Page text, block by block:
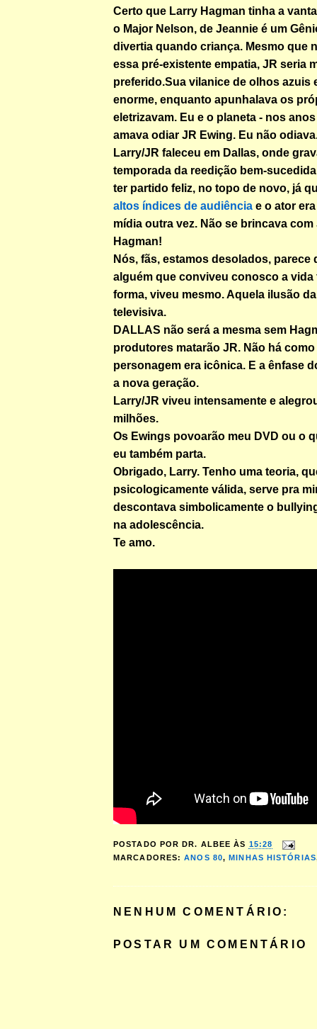
Certo que Larry Hagman tinha a
o Major Nelson, de Jeannie é um
divertia quando criança. Mesmo que
essa pré-existente empatia, JR seria
preferido.Sua vilanice de olhos azuis
enorme, enquanto apunhalava os
eletrizavam. Eu e o planeta - nos
amava odiar JR Ewing. Eu não
Larry/JR faleceu em Dallas, onde
temporada da reedição bem-
ter partido feliz, no topo de novo, já
altos índices de audiência e o ator
mídia outra vez. Não se brincava
Hagman!
Nós, fãs, estamos desolados, parece
alguém que conviveu conosco a vida
forma, viveu mesmo. Aquela ilusão
televisiva.
DALLAS não será a mesma sem
produtores matarão JR. Não há
personagem era icônica. E a ênfase
a nova geração.
Larry/JR viveu intensamente e
milhões.
Os Ewings povoarão meu DVD ou o
eu também parta.
Obrigado, Larry. Tenho uma teoria,
psicologicamente válida, serve pra
descontava simbolicamente o
na adolescência.
Te amo.
POSTADO POR DR. ALBEE ÀS 15:28
MARCADORES:ANOS 80,MINHAS HISTÓRIAS
NENHUM COMENTÁRIO:
POSTAR UM COMENTÁRIO